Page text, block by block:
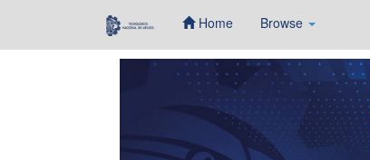
Home Browse